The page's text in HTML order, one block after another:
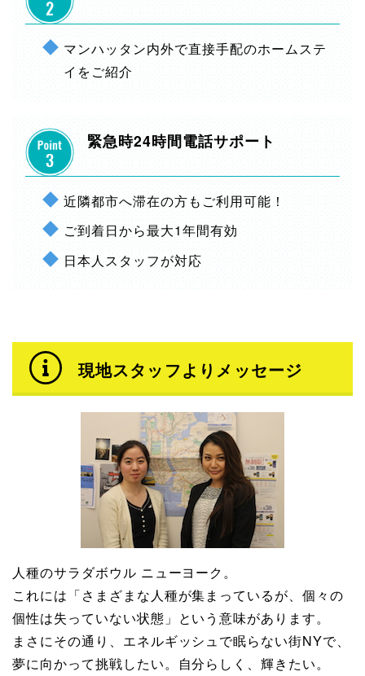
マンハッタン内外で直接手配のホームステ
イをご紹介
緊急時24時間電話サポート
近隣都市へ滞在の方もご利用可能！
ご到着日から最大1年間有効
日本人スタッフが対応
現地スタッフよりメッセージ
人種のサラダボウル ニューヨーク。
これには「さまざまな人種が集まっているが、個々の
個性は失っていない状態」という意味があります。
まさにその通り、エネルギッシュで眠らない街NYで、
夢に向かって挑戦したい。自分らしく、輝きたい。